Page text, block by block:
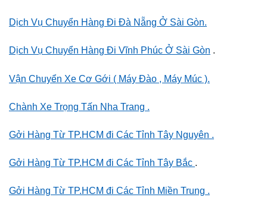
Dịch Vụ Chuyển Hàng Đi Đà Nẵng Ở Sài Gòn.
Dịch Vụ Chuyển Hàng Đi Vĩnh Phúc Ở Sài Gòn .
Vận Chuyển Xe Cơ Gới ( Máy Đào , Máy Múc ).
Chành Xe Trọng Tấn Nha Trang .
Gởi Hàng Từ TP.HCM đi Các Tỉnh Tây Nguyên .
Gởi Hàng Từ TP.HCM đi Các Tỉnh Tây Bắc .
Gởi Hàng Từ TP.HCM đi Các Tỉnh Miền Trung .